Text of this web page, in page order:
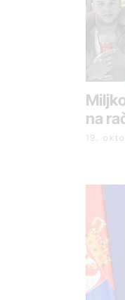
na
19.